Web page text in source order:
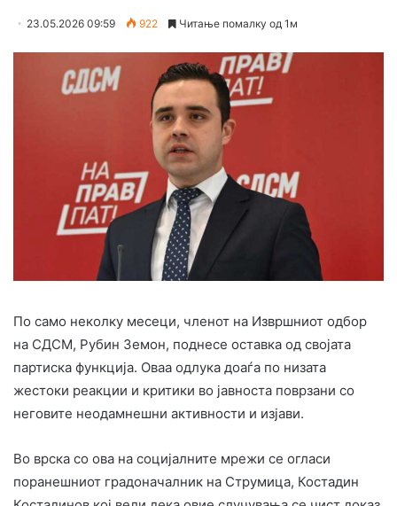
23.05.2026 09:59 922 Читање помалку од 1м
По само неколку месеци, членот на Извршниот одбор
на СДСМ, Рубин Земон, поднесе оставка од својата
партиска функција. Оваа одлука доаѓа по низата
жестоки реакции и критики во јавноста поврзани со
неговите неодамнешни активности и изјави.
Во врска со ова на социјалните мрежи се огласи
поранешниот градоначалник на Струмица, Костадин